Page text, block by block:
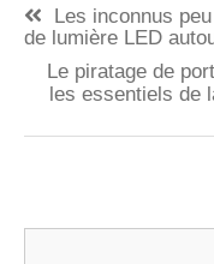
de
l’article
Les inconnus
de lumière LED
Le piratage de
les essentiels de